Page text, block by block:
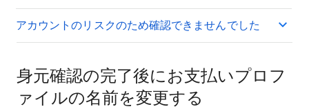
アカウントのリスクのため確認できませんでした
身元確認の完了後にお支払いプロフ
ァイルの名前を変更する